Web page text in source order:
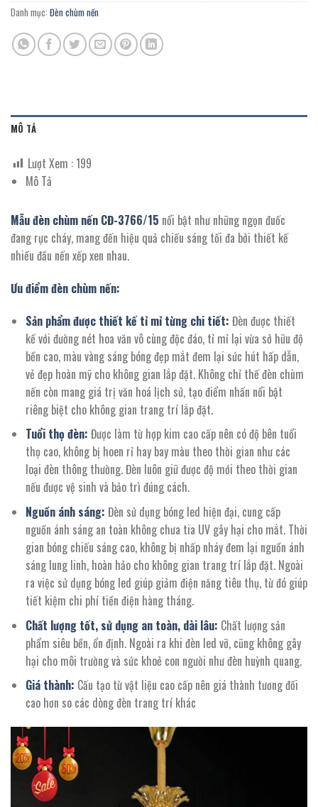
Danh mục: Đèn chùm nến
MÔ TẢ
Lượt Xem :199
Mô Tả
Mẫu đèn chùm nến CĐ-3766/15 nổi bật như những ngọn đuốc
đang rực cháy, mang đến hiệu quả chiếu sáng tối đa bởi thiết kế
nhiều đầu nến xếp xen nhau.
Ưu điểm đèn chùm nến:
Sản phẩm được thiết kế tỉ mỉ từng chi tiết: Đèn được thiết
kế với đường nét hoa văn vô cùng độc đáo, tỉ mỉ lại vừa sở hữu độ
bền cao, màu vàng sáng bóng đẹp mắt đem lại sức hút hấp dẫn,
vẻ đẹp hoàn mỹ cho không gian lắp đặt. Không chỉ thế đèn chùm
nến còn mang giá trị văn hoá lịch sử, tạo điểm nhấn nổi bật
riêng biệt cho không gian trang trí lắp đặt.
Tuổi thọ đèn: Được làm từ hợp kim cao cấp nên có độ bên tuổi
thọ cao, không bị hoen rỉ hay bay màu theo thời gian như các
loại đèn thông thường. Đèn luôn giữ được độ mới theo thời gian
nếu được vệ sinh và bảo trì đúng cách.
Nguồn ánh sáng: Đèn sử dụng bóng led hiện đại, cung cấp
nguồn ánh sáng an toàn không chưa tia UV gây hại cho mắt. Thời
gian bóng chiếu sáng cao, không bị nhấp nháy đem lại nguồn ánh
sáng lung linh, hoàn hảo cho không gian trang trí lắp đặt. Ngoài
ra việc sử dụng bóng led giúp giảm điện năng tiêu thụ, từ đó giúp
tiết kiệm chi phí tiền điện hàng tháng.
Chất lượng tốt, sử dụng an toàn, dài lâu: Chất lượng sản
phẩm siêu bền, ổn định. Ngoài ra khi đèn led vỡ, cũng không gây
hại cho môi trường và sức khoẻ con người như đèn huỳnh quang.
Giá thành: Cấu tạo từ vật liệu cao cấp nên giá thành tương đối
cao hơn so các dòng đèn trang trí khác